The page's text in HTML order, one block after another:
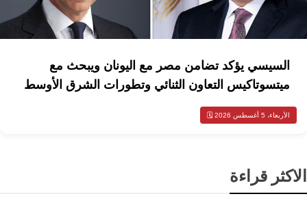
السيسي يؤكد تضامن مصر مع اليونان ويبحث مع
ميتسوتاكيس التعاون الثنائي وتطورات الشرق الأوسط
الأربعاء، 5 أغسطس 2026 🗓️
الاكثر قراءة